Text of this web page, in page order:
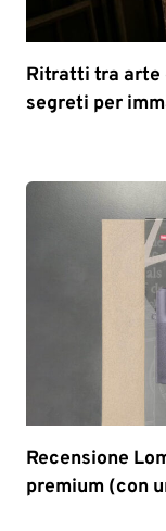
Ritratti tra arte
segreti per
Recensione
premium (con